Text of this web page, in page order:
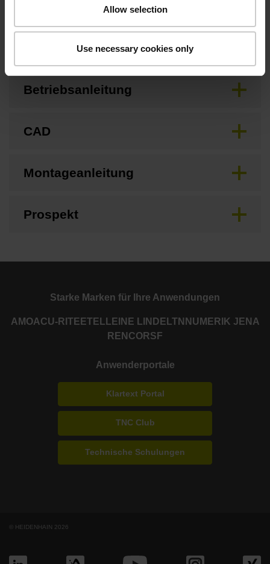
Allow selection
Use necessary cookies only
Anschlussmaße
Betriebsanleitung
CAD
Montageanleitung
Prospekt
Starke Marken für Ihre Anwendungen
AMOACU-RITE ETEL LEINE LINDE LTN NUMERIK JENA
RENCORSF
Anwenderportale
Klartext Portal
TNC Club
Technische Schulungen
© HEIDENHAIN 2026